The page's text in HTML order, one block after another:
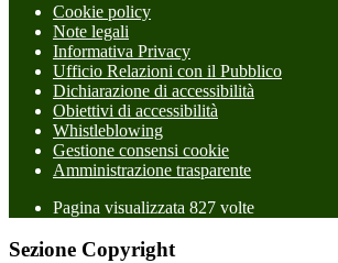
Cookie policy
Note legali
Informativa Privacy
Ufficio Relazioni con il Pubblico
Dichiarazione di accessibilità
Obiettivi di accessibilità
Whistleblowing
Gestione consensi cookie
Amministrazione trasparente
Pagina visualizzata 827 volte
Sezione Copyright